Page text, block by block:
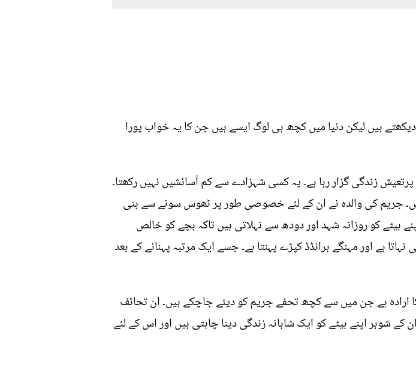
ہیں لیکن دنیا میں کچھ ہی لوگ ایسے ہیں جن کا یہ خواب پورا
زندگی گزار رہا ہے۔ یہ کسی شہزادے سے کم آسائشیں نہیں رکھتا۔
جریم کی والدہ نے ان کے لئے خصوصی طور پر ٹھوس سونے سے بنی
بیٹے کو روزانہ شہد اور دودھ سے نہلاتی ہیں تاکہ بچے کو خالص
ہے اور مہنگے برانڈڈ کپڑے پہنتا ہے۔ جسے ایک مرتبہ پہنانے کے بعد
بیٹے کو 100 مختلف تحفے دینے کا ارادہ ہے جن میں سے کچھ تحفے جریم کو دیئے جاچکے ہیں۔ ان تحائف
قیصے اور ان کے شوہر اپنے بیٹے کو ایک شاہانہ زندگی دینا چاہتی ہیں اور اس کے لئے